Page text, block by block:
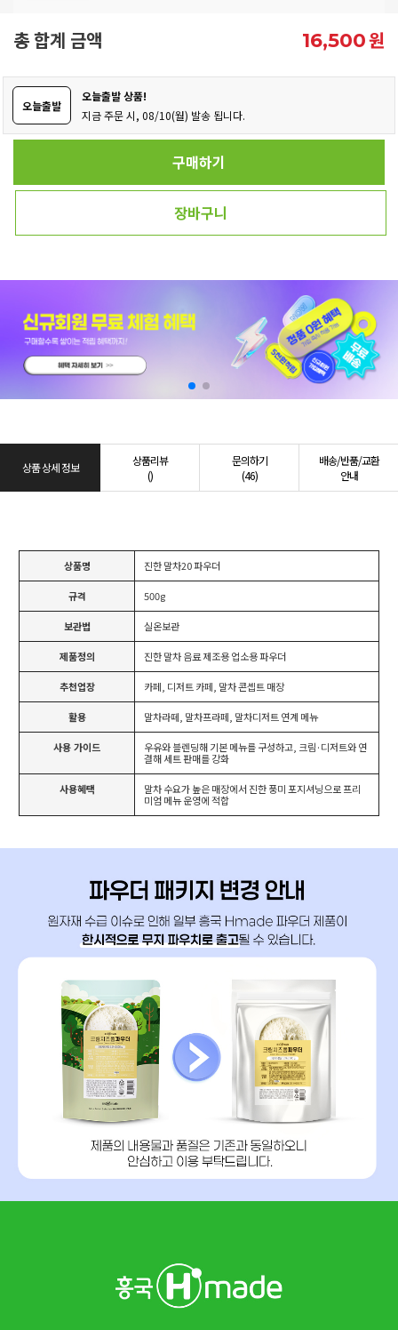
총 합계 금액 16,500원
오늘출발
오늘출발 상품!
지금 주문 시, 08/10(월) 발송 됩니다.
구매하기
장바구니
상품 상세 정보
상품리뷰
()
문의하기
(46)
배송/반품/교환
안내
상품명 진한 말차20 파우더
규격 500g
보관법 실온보관
제품정의 진한 말차 음료 제조용 업소용 파우더
추천업장 카페, 디저트 카페, 말차 콘셉트 매장
활용 말차라떼, 말차프라페, 말차디저트 연계 메뉴
사용 가이드
우유와 블렌딩해 기본 메뉴를 구성하고, 크림·디저트와 연
결해 세트 판매를 강화
사용혜택
말차 수요가 높은 매장에서 진한 풍미 포지셔닝으로 프리
미엄 메뉴 운영에 적합